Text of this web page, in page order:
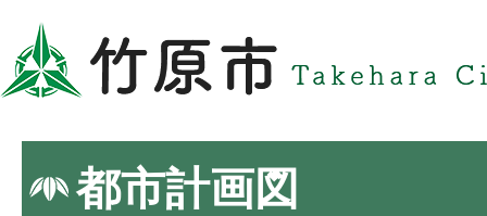
都市計画図